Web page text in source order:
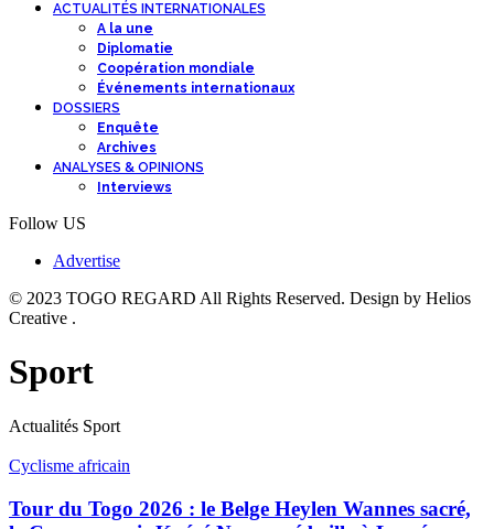
ACTUALITÉS INTERNATIONALES
A la une
Diplomatie
Coopération mondiale
Événements internationaux
DOSSIERS
Enquête
Archives
ANALYSES & OPINIONS
Interviews
Follow US
Advertise
© 2023 TOGO REGARD All Rights Reserved. Design by Helios
Creative .
Sport
Actualités Sport
Cyclisme africain
Tour du Togo 2026 : le Belge Heylen Wannes sacré,